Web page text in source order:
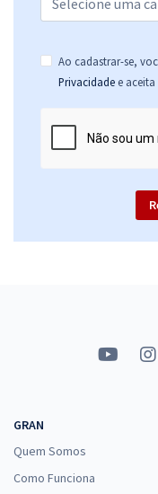
Ao cadastrar-se,
Privacidade e
GRAN
Quem Somos
Como Funciona